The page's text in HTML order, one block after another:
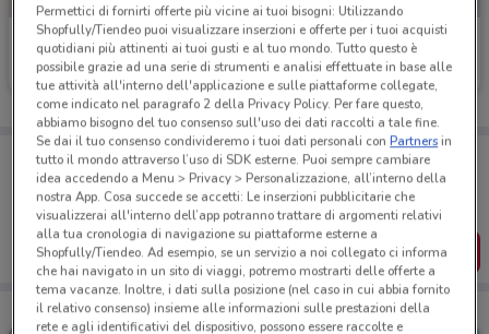
Ferplast
Scade il 31/12 1.1 km
Ayoka
Scade il 16/08 2 km
Porta DoveConviene sempre con te!
Puoi trovare le migliori offerte dei negozi vicino a te,
salvarle e creare la tua lista del risparmio, comodamente
dal tuo cellulare.
SCARICA L’APP
Permettici di fornirti offerte più vicine ai tuoi bisogni: Utilizzando
Shopfully/Tiendeo puoi visualizzare inserzioni e offerte per i tuoi acquisti
quotidiani più attinenti ai tuoi gusti e al tuo mondo. Tutto questo è
possibile grazie ad una serie di strumenti e analisi effettuate in base alle
tue attività all'interno dell'applicazione e sulle piattaforme collegate,
come indicato nel paragrafo 2 della Privacy Policy. Per fare questo,
abbiamo bisogno del tuo consenso sull'uso dei dati raccolti a tale fine.
Se dai il tuo consenso condivideremo i tuoi dati personali conPartnersin
tutto il mondo attraverso l’uso di SDK esterne. Puoi sempre cambiare
idea accedendo a Menu > Privacy > Personalizzazione, all’interno della
nostra App. Cosa succede se accetti: Le inserzioni pubblicitarie che
visualizzerai all'interno dell’app potranno trattare di argomenti relativi
alla tua cronologia di navigazione su piattaforme esterne a
Shopfully/Tiendeo. Ad esempio, se un servizio a noi collegato ci informa
che hai navigato in un sito di viaggi, potremo mostrarti delle offerte a
tema vacanze. Inoltre, i dati sulla posizione (nel caso in cui abbia fornito
il relativo consenso) insieme alle informazioni sulle prestazioni della
rete e agli identificativi del dispositivo, possono essere raccolte e